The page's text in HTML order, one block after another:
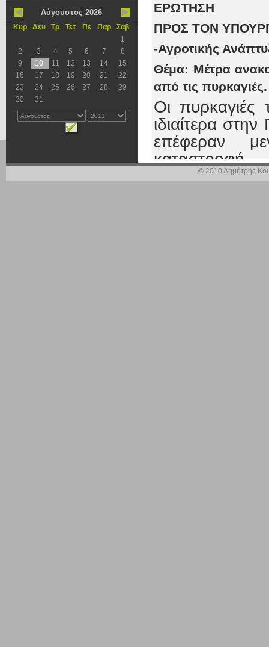
Αύγουστος 2026
Κυρ Δευ Τρ Τετ Πε Παρ
Σαβ
1
2
3 4 5 6 7
8
9
10 11 12 13 14
15
16
17 18 19 20 21
22
23
24 25 26 27 28
29
30
31
ΕΡΩΤΗΣΗ
ΠΡΟΣ ΤOΝ
-Αγροτικής
Θέμα: Μέτρα
από τις πυρκαγιές.
Οι πυρκαγιές
ιδιαίτερα
επέφεραν
καταστροφή.
Είναι ωστόσο
© 2010 Δημήτρης